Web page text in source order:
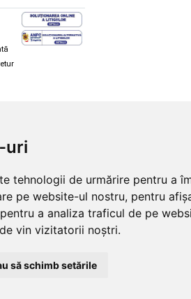
uri
tehnologii de urmărire pentru a
pe website-ul nostru, pentru
a analiza traficul de pe
vin vizitatorii noștri.
să schimb setările
schi și snowboard
și ochelari Alpina
Oakley
Alpina
Ochelari de soare
Ochelari de soare
Intretinere manusi